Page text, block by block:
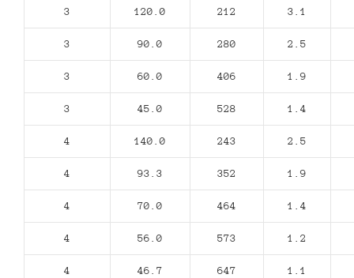
3 120.0 212 3.1
3 90.0 280 2.5
3 60.0 406 1.9
3 45.0 528 1.4
4 140.0 243 2.5
4 93.3 352 1.9
4 70.0 464 1.4
4 56.0 573 1.2
4 46.7 647 1.1